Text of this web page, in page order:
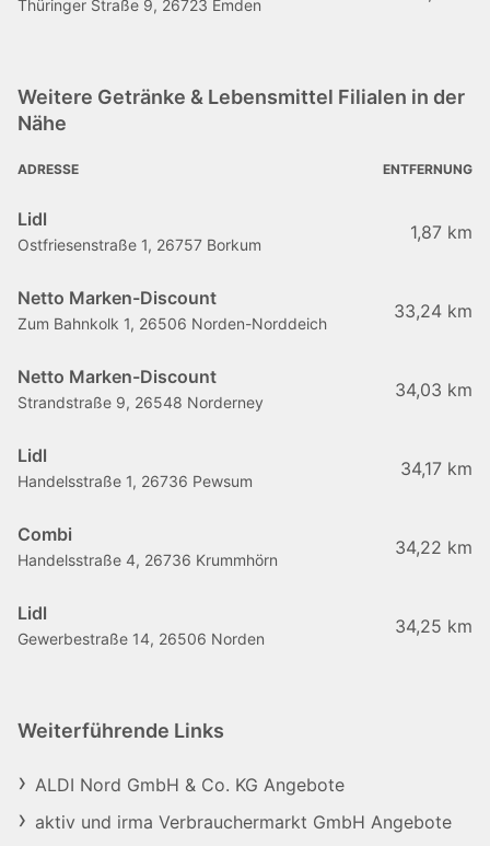
Thüringer Straße 9, 26723 Emden
Weitere Getränke & Lebensmittel Filialen in der
Nähe
ADRESSE ENTFERNUNG
Lidl
Ostfriesenstraße 1, 26757 Borkum
1,87 km
Netto Marken-Discount
Zum Bahnkolk 1, 26506 Norden-Norddeich
33,24 km
Netto Marken-Discount
Strandstraße 9, 26548 Norderney
34,03 km
Lidl
Handelsstraße 1, 26736 Pewsum
34,17 km
Combi
Handelsstraße 4, 26736 Krummhörn
34,22 km
Lidl
Gewerbestraße 14, 26506 Norden
34,25 km
Weiterführende Links
ALDI Nord GmbH & Co. KG Angebote
aktiv und irma Verbrauchermarkt GmbH Angebote